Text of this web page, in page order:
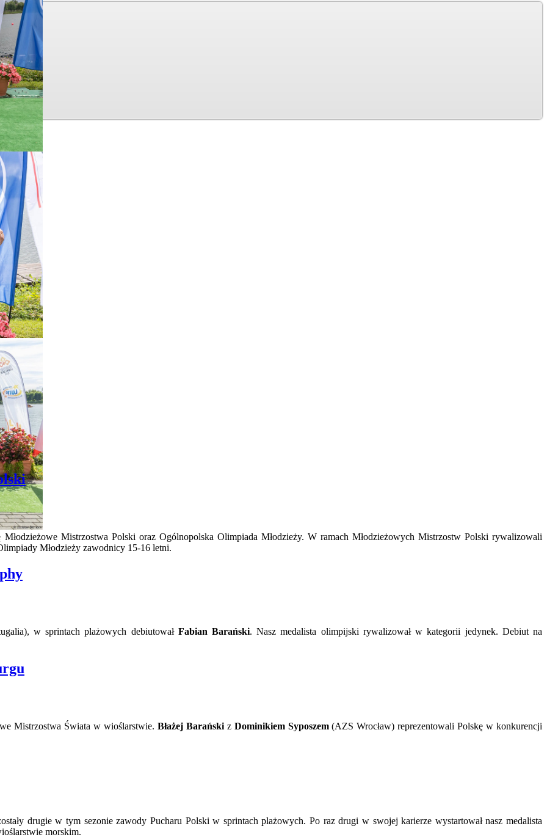
Mistrzostwa Polski oraz Ogólnopolska Olimpiada Młodzieży. W ramach Młodzieżowych Mistrzostw Polski rywalizowali
Młodzieży zawodnicy 15-16 letni.
w sprintach plażowych debiutował Fabian Barański. Nasz medalista olimpijski rywalizował w kategorii jedynek. Debiut na
Mistrzostwa Świata w wioślarstwie. Błażej Barańskiz Dominikiem Syposzem(AZS Wrocław) reprezentowali Polskę w konkurencji
drugie w tym sezonie zawody Pucharu Polski w sprintach plażowych. Po raz drugi w swojej karierze wystartował nasz medalista
morskim.